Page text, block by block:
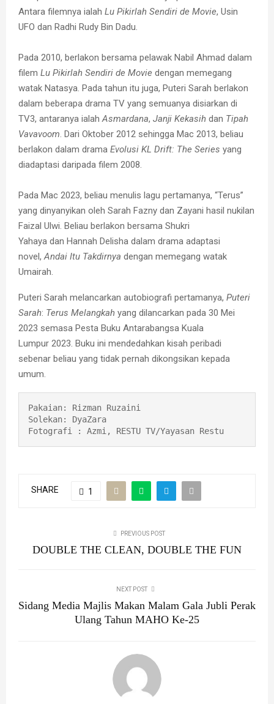
Antara filemnya ialah Lu Pikirlah Sendiri de Movie, Usin
UFO dan Radhi Rudy Bin Dadu.
Pada 2010, berlakon bersama pelawak Nabil Ahmad dalam
filem Lu Pikirlah Sendiri de Movie dengan memegang
watak Natasya. Pada tahun itu juga, Puteri Sarah berlakon
dalam beberapa drama TV yang semuanya disiarkan di
TV3, antaranya ialah Asmardana, Janji Kekasih dan Tipah
Vavavoom . Dari Oktober 2012 sehingga Mac 2013, beliau
berlakon dalam drama Evolusi KL Drift: The Series yang
diadaptasi daripada filem 2008.
Pada Mac 2023, beliau menulis lagu pertamanya, “Terus”
yang dinyanyikan oleh Sarah Fazny dan Zayani hasil nukilan
Faizal Ulwi. Beliau berlakon bersama Shukri
Yahaya dan Hannah Delisha dalam drama adaptasi
novel, Andai Itu Takdirnya dengan memegang watak
Umairah.
Puteri Sarah melancarkan autobiografi pertamanya, Puteri
Sarah: Terus Melangkah yang dilancarkan pada 30 Mei
2023 semasa Pesta Buku Antarabangsa Kuala
Lumpur 2023. Buku ini mendedahkan kisah peribadi
sebenar beliau yang tidak pernah dikongsikan kepada
umum.
Pakaian: Rizman Ruzaini
Solekan: DyaZara
Fotografi : Azmi, RESTU TV/Yayasan Restu
SHARE 1
PREVIOUS POST
DOUBLE THE CLEAN, DOUBLE THE FUN
NEXT POST
Sidang Media Majlis Makan Malam Gala Jubli Perak
Ulang Tahun MAHO Ke-25